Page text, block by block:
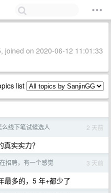
joined on 2020-06-12 11:01:33
list
么线下笔试候选人 2 天前
实实力？
招聘，有一个感觉 3 天前
最多的，5 年+都少了